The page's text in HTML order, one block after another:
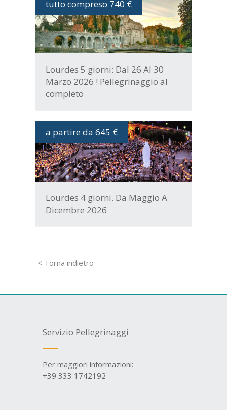
tutto compreso 740 €
DATE E PROGRAMMA
Lourdes 5 giorni: Dal 26 Al 30
Marzo 2026 ! Pellegrinaggio al
completo
a partire da 645 €
DATE E PROGRAMMA
Lourdes 4 giorni. Da Maggio A
Dicembre 2026
< Torna indietro
Servizio Pellegrinaggi
Per maggiori informazioni:
+39 333 1742192